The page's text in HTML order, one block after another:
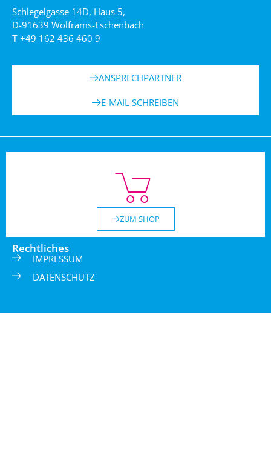
Schlegelgasse 14D, Haus 5,
D-91639 Wolframs-Eschenbach
T +49 162 436 460 9
ANSPRECHPARTNER
E-MAIL SCHREIBEN
ZUM SHOP
Rechtliches
IMPRESSUM
DATENSCHUTZ